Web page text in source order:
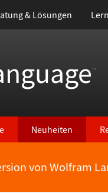
& Lösungen
™
Neuheiten
von Wolfram